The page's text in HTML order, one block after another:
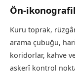
Ön-
Kuru toprak,
arama çubuğu,
koridorlar, kahve
askerî kontrol